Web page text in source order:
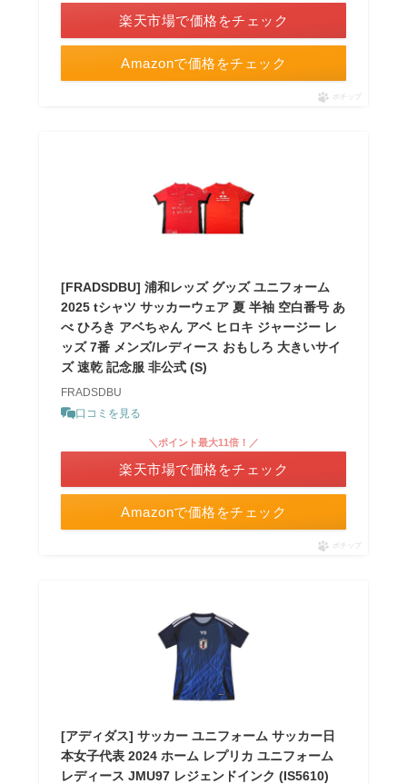
Amazonで価格をチェック
楽天市場で価格をチェック
ポチップ
[FRADSDBU] 浦和レッズ グッズ ユニフォーム
2025 tシャツ サッカーウェア 夏 半袖 空白番号 あ
べ ひろき アベちゃん アベ ヒロキ ジャージー レ
ッズ 7番 メンズ/レディース おもしろ 大きいサイ
ズ 速乾 記念服 非公式 (S)
FRADSDBU
口コミを見る
Amazonで価格をチェック
＼ポイント最大11倍！／
楽天市場で価格をチェック
ポチップ
[アディダス] サッカー ユニフォーム サッカー日
本女子代表 2024 ホーム レプリカ ユニフォーム
レディース JMU97 レジェンドインク (IS5610)